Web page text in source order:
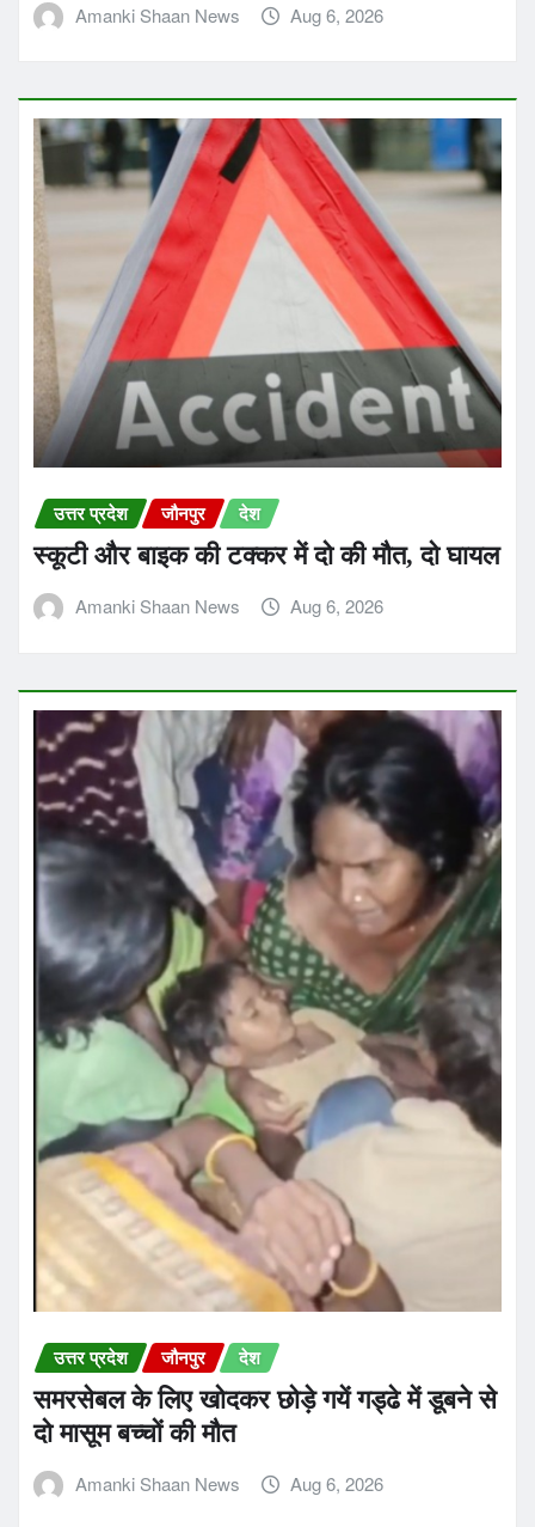
Amanki Shaan News Aug 6, 2026
उत्तर प्रदेश जौनपुर देश
स्कूटी और बाइक की टक्कर में दो की मौत, दो घायल
Amanki Shaan News Aug 6, 2026
उत्तर प्रदेश जौनपुर देश
समरसेबल के लिए खोदकर छोड़े गयें गड्ढे में डूबने से
दो मासूम बच्चों की मौत
Amanki Shaan News Aug 6, 2026